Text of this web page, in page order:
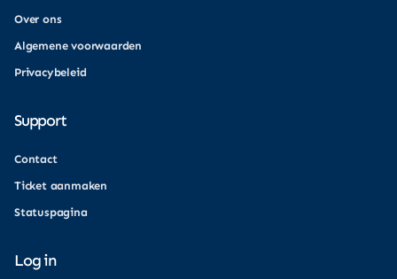
Over ons
Algemene voorwaarden
Privacybeleid
Support
Contact
Ticket aanmaken
Statuspagina
Log in